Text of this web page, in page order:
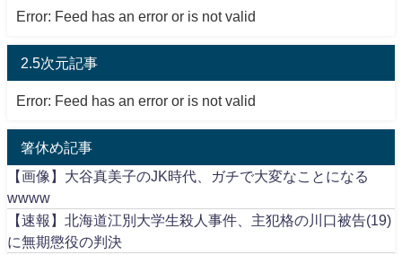
Error: Feed has an error or is not valid
2.5次元記事
Error: Feed has an error or is not valid
箸休め記事
【画像】大谷真美子のJK時代、ガチで大変なことになる
wwww
【速報】北海道江別大学生殺人事件、主犯格の川口被告(19)
に無期懲役の判決